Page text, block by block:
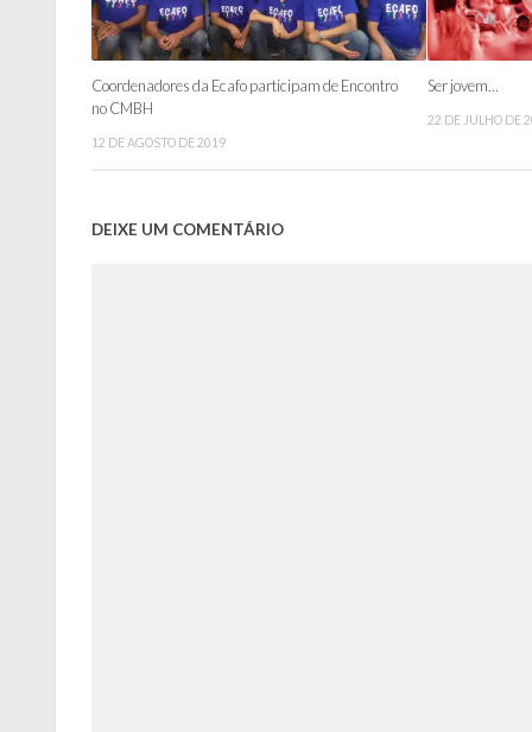
Coordenadores da Ecafo participam de Encontro
no CMBH
12 DE AGOSTO DE 2019
Ser jovem…
22 DE JULHO DE
DEIXE UM COMENTÁRIO